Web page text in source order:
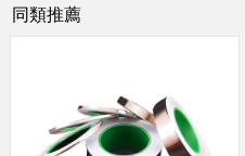
同類推薦